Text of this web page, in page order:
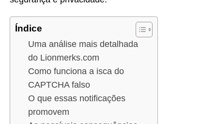
Índice
Uma análise mais detalhada
do Lionmerks.com
Como funciona a isca do
CAPTCHA falso
O que essas notificações
promovem